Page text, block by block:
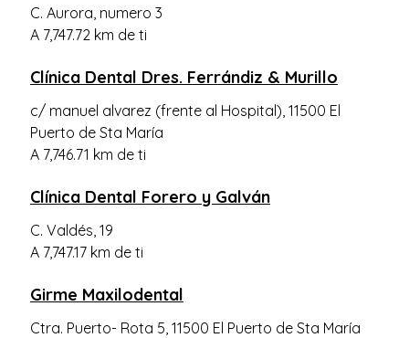
C. Aurora, numero 3
A 7,747.72 km de ti
Clínica Dental Dres. Ferrándiz & Murillo
c/ manuel alvarez (frente al Hospital), 11500 El
Puerto de Sta María
A 7,746.71 km de ti
Clínica Dental Forero y Galván
C. Valdés, 19
A 7,747.17 km de ti
Girme Maxilodental
Ctra. Puerto- Rota 5, 11500 El Puerto de Sta María